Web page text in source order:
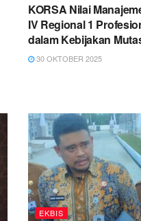
KORSA Nilai
IV Regional 1
dalam Kebijakan
30 OKTOBER 2025
EKBIS